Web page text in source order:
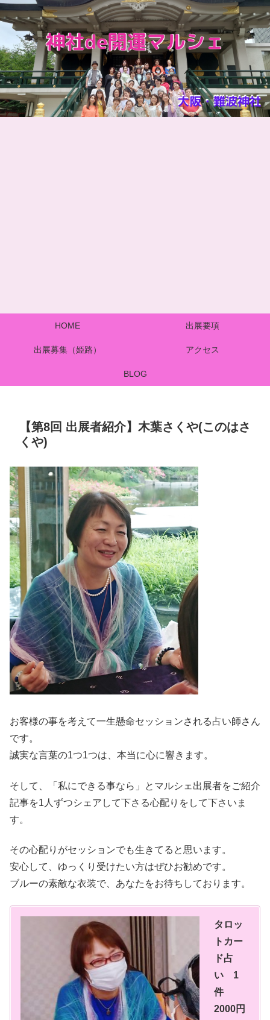
HOME 出展要項
出展募集（姫路） アクセス
BLOG
【第8回 出展者紹介】木葉さくや(このはさ
くや)
お客様の事を考えて一生懸命セッションされる占い師さん
です。
誠実な言葉の1つ1つは、本当に心に響きます。
そして、「私にできる事なら」とマルシェ出展者をご紹介
記事を1人ずつシェアして下さる心配りをして下さいま
す。
その心配りがセッションでも生きてると思います。
安心して、ゆっくり受けたい方はぜひお勧めです。
ブルーの素敵な衣装で、あなたをお待ちしております。
タロッ
トカー
ド占
い 1
件
2000円